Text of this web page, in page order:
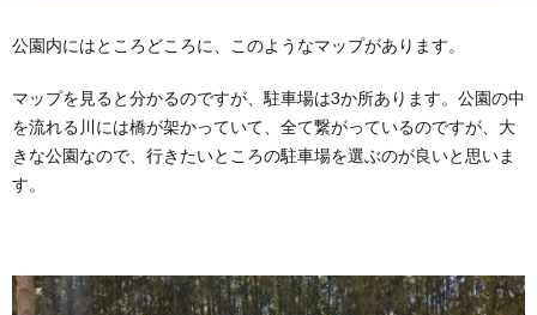
吉
川」
本情
報
6.1.
6.2.
公園内にはところどころに、このようなマップがあります。
マップを見ると分かるのですが、駐車場は3か所あります。公園の中
を流れる川には橋が架かっていて、全て繋がっているのですが、大
きな公園なので、行きたいところの駐車場を選ぶのが良いと思いま
す。